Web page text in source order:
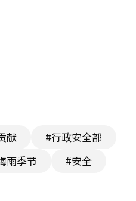
献
#行政安全部
雨季节
#安全